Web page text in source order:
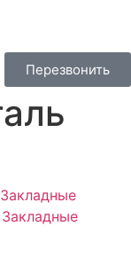
Перезвонить
Закладные
Закладные